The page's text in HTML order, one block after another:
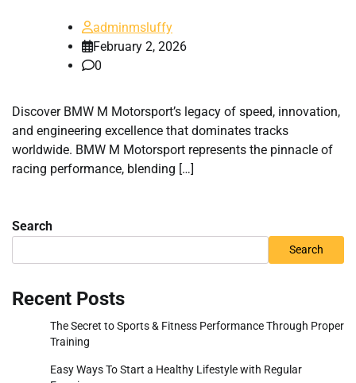
adminmsluffy
February 2, 2026
0
Discover BMW M Motorsport’s legacy of speed, innovation,
and engineering excellence that dominates tracks
worldwide. BMW M Motorsport represents the pinnacle of
racing performance, blending […]
Search
Search
Recent Posts
The Secret to Sports & Fitness Performance Through Proper
Training
Easy Ways To Start a Healthy Lifestyle with Regular